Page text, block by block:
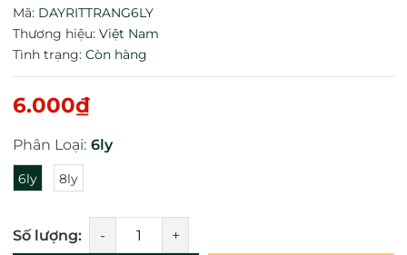
Mã: DAYRITTRANG6LY
Thương hiệu: Việt Nam
Tình trạng: Còn hàng
6.000₫
Phân Loại: 6ly
6ly 8ly
Số lượng: - +